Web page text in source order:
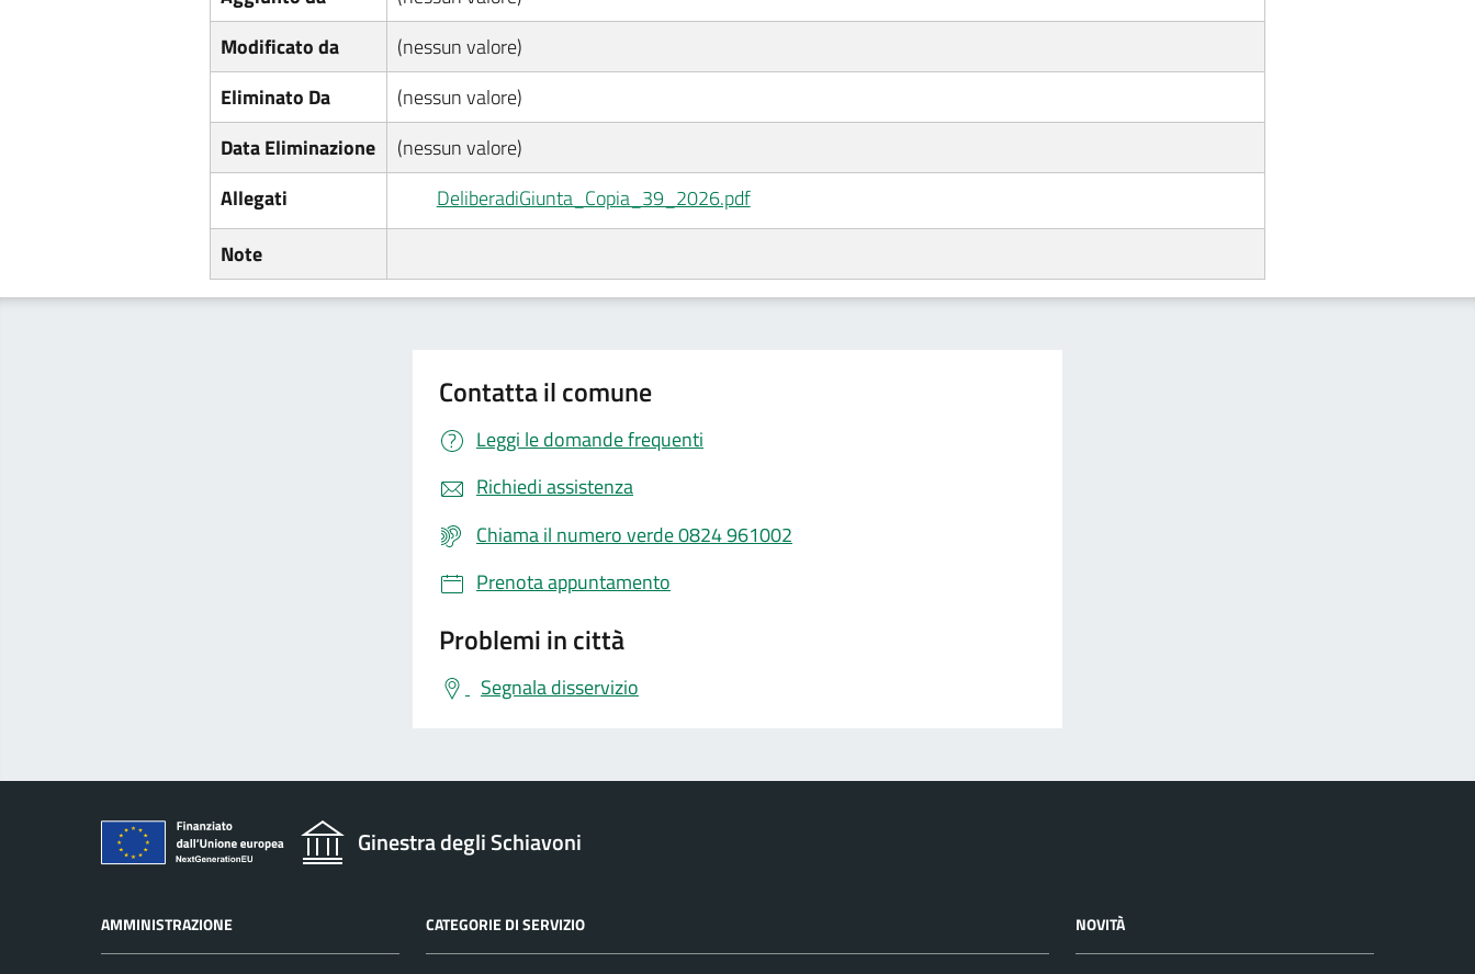
Modificato da
(nessun valore)
Eliminato Da
(nessun valore)
Data Eliminazione
(nessun valore)
Allegati
DeliberadiGiunta_Copia_39_2026.pdf
Note
Contatta il comune
Leggi le domande frequenti
Richiedi assistenza
Chiama il numero verde 0824 961002
Prenota appuntamento
Problemi in città
Segnala disservizio
Ginestra degli Schiavoni
AMMINISTRAZIONE CATEGORIE DI SERVIZIO NOVITÀ